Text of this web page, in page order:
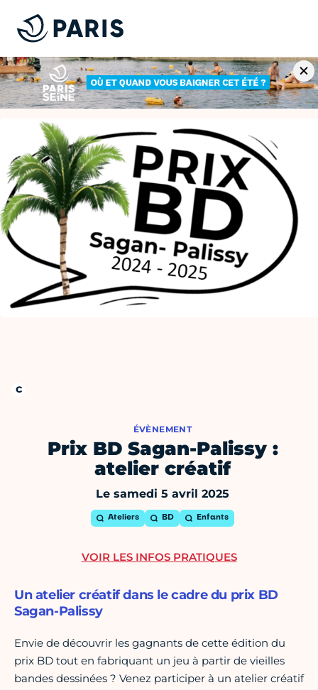
ÉVÈNEMENT
Prix BD Sagan-Palissy :
atelier créatif
Le samedi 5 avril 2025
Ateliers BD Enfants
Un atelier créatif dans le cadre du prix BD
Sagan-Palissy
Envie de découvrir les gagnants de cette édition du
prix BD tout en fabriquant un jeu à partir de vieilles
bandes dessinées ? Venez participer à un atelier créatif
VOIR LES INFOS PRATIQUES